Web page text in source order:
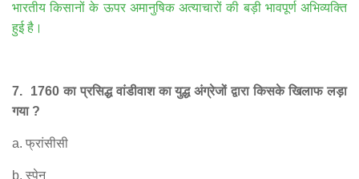
भारतीय किसानों के ऊपर अमानुषिक अत्याचारों की बड़ी भावपूर्ण अभिव्यक्ति
हुई है।
7. 1760का प्रसिद्ध वांडीवाश का युद्ध अंग्रेजों द्वारा किसके खिलाफ लड़ा
गया?
a. फ्रांसीसी
b. स्पेन